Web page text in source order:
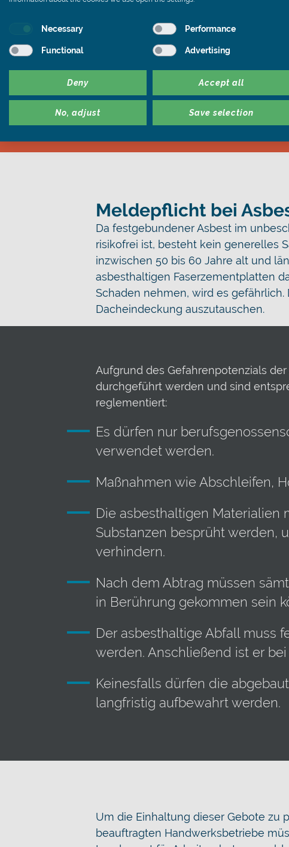
wurde in einer Vielzahl von
es natürlich in Ihrem Interesse
allerdings kaum festzustellen. Zwar
blaugraue Farbe sowie eine
Materialuntersuchung. Hinzu
potenziell asbesthaltigen Materialien
Meldepflicht bei
Da festgebundener Asbest im
risikofrei ist, besteht kein generelles
inzwischen 50 bis 60 Jahre alt und
asbesthaltigen Faserzementplatten
Schaden nehmen, wird es
Dacheindeckung auszutauschen.
Aufgrund des Gefahrenpotenzials
durchgeführt werden und sind
reglementiert:
Es dürfen nur
verwendet werden.
Maßnahmen wie Abschleifen,
Die asbesthaltigen Materialien
Substanzen besprüht werden,
verhindern.
Nach dem Abtrag müssen
in Berührung gekommen sein
Der asbesthaltige Abfall muss
werden. Anschließend ist er
Keinesfalls dürfen die
langfristig aufbewahrt werden.
Um die Einhaltung dieser Gebote zu
beauftragten Handwerksbetriebe
Necessary Performance
Functional Advertising
Deny Accept all
No, adjust Save selection